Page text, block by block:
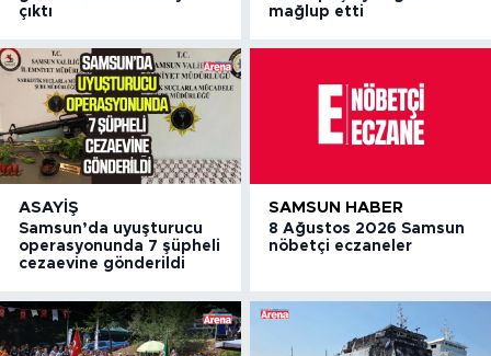
çıktı
mağlup etti
ASAYIŞ
Samsun’da uyuşturucu
operasyonunda 7 şüpheli
cezaevine gönderildi
SAMSUN HABER
8 Ağustos 2026 Samsun
nöbetçi eczaneler